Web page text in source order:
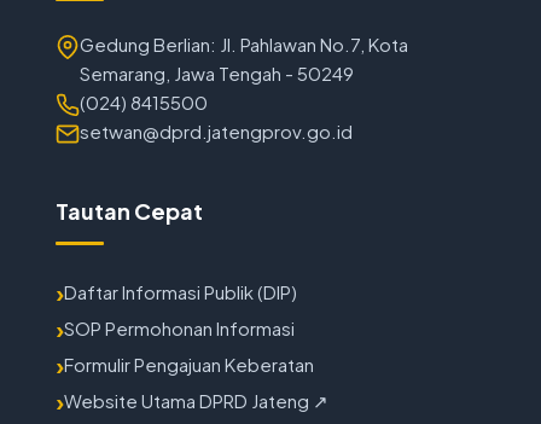
Gedung Berlian: Jl. Pahlawan No.7, Kota
Semarang, Jawa Tengah - 50249
(024) 8415500
setwan@dprd.jatengprov.go.id
Tautan Cepat
Daftar Informasi Publik (DIP)
SOP Permohonan Informasi
Formulir Pengajuan Keberatan
Website Utama DPRD Jateng ↗